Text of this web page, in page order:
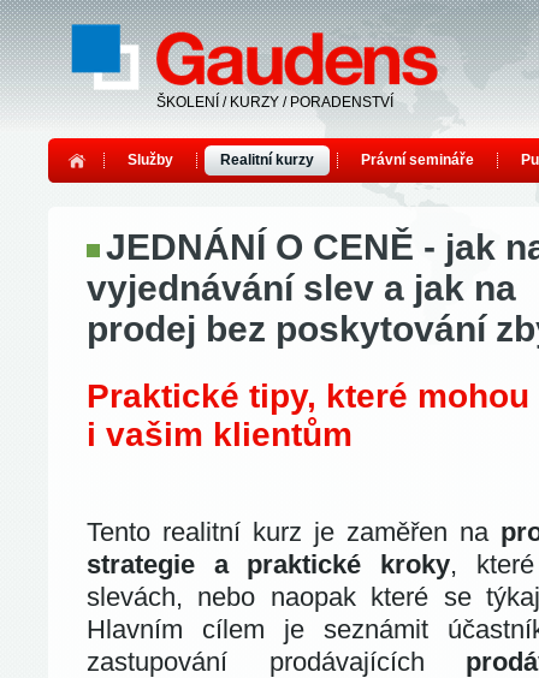
ŠKOLENÍ / KURZY / PORADENSTVÍ
Služby Realitní kurzy Právní semináře
JEDNÁNÍ O CENĚ - jak
vyjednávání slev a jak na
prodej bez poskytování
Praktické tipy, které
i vašim klientům
Tento realitní kurz je zaměřen na
strategie a praktické kroky,
slevách, nebo naopak které se
Hlavním cílem je seznámit
zastupování prodávajících